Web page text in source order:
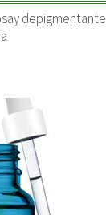
depigmentante